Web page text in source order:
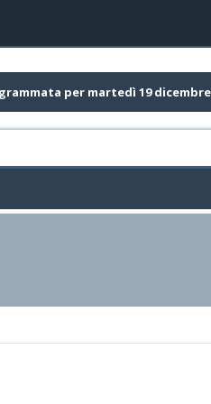
per martedì 19 dicembre